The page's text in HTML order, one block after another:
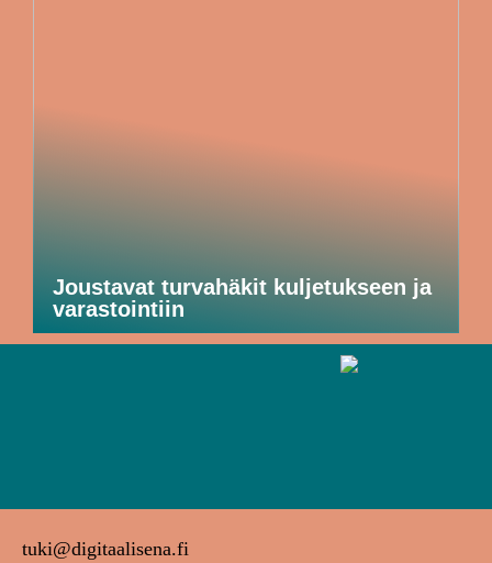
Joustavat turvahäkit kuljetukseen ja
varastointiin
tuki@digitaalisena.fi